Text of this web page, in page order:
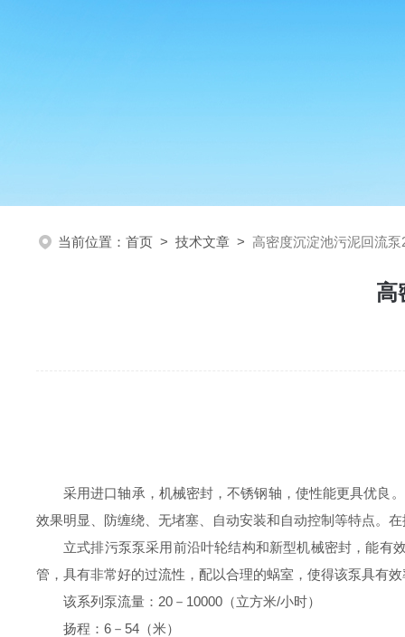
当前位置： 首页 > 技术文章 > 高密度沉淀池污泥回流泵
高
采用进口轴承，机械密封，不锈钢轴，使性能更具优良。
效果明显、防缠绕、无堵塞、自动安装和自动控制等特点。
立式排污泵泵采用前沿叶轮结构和新型机械密封 ，能有
管，具有非常好的过流性，配以合理的蜗室，使得该泵具有
该系列泵流量： 20－10000（立方米/小时）
扬程： 6－54（米）